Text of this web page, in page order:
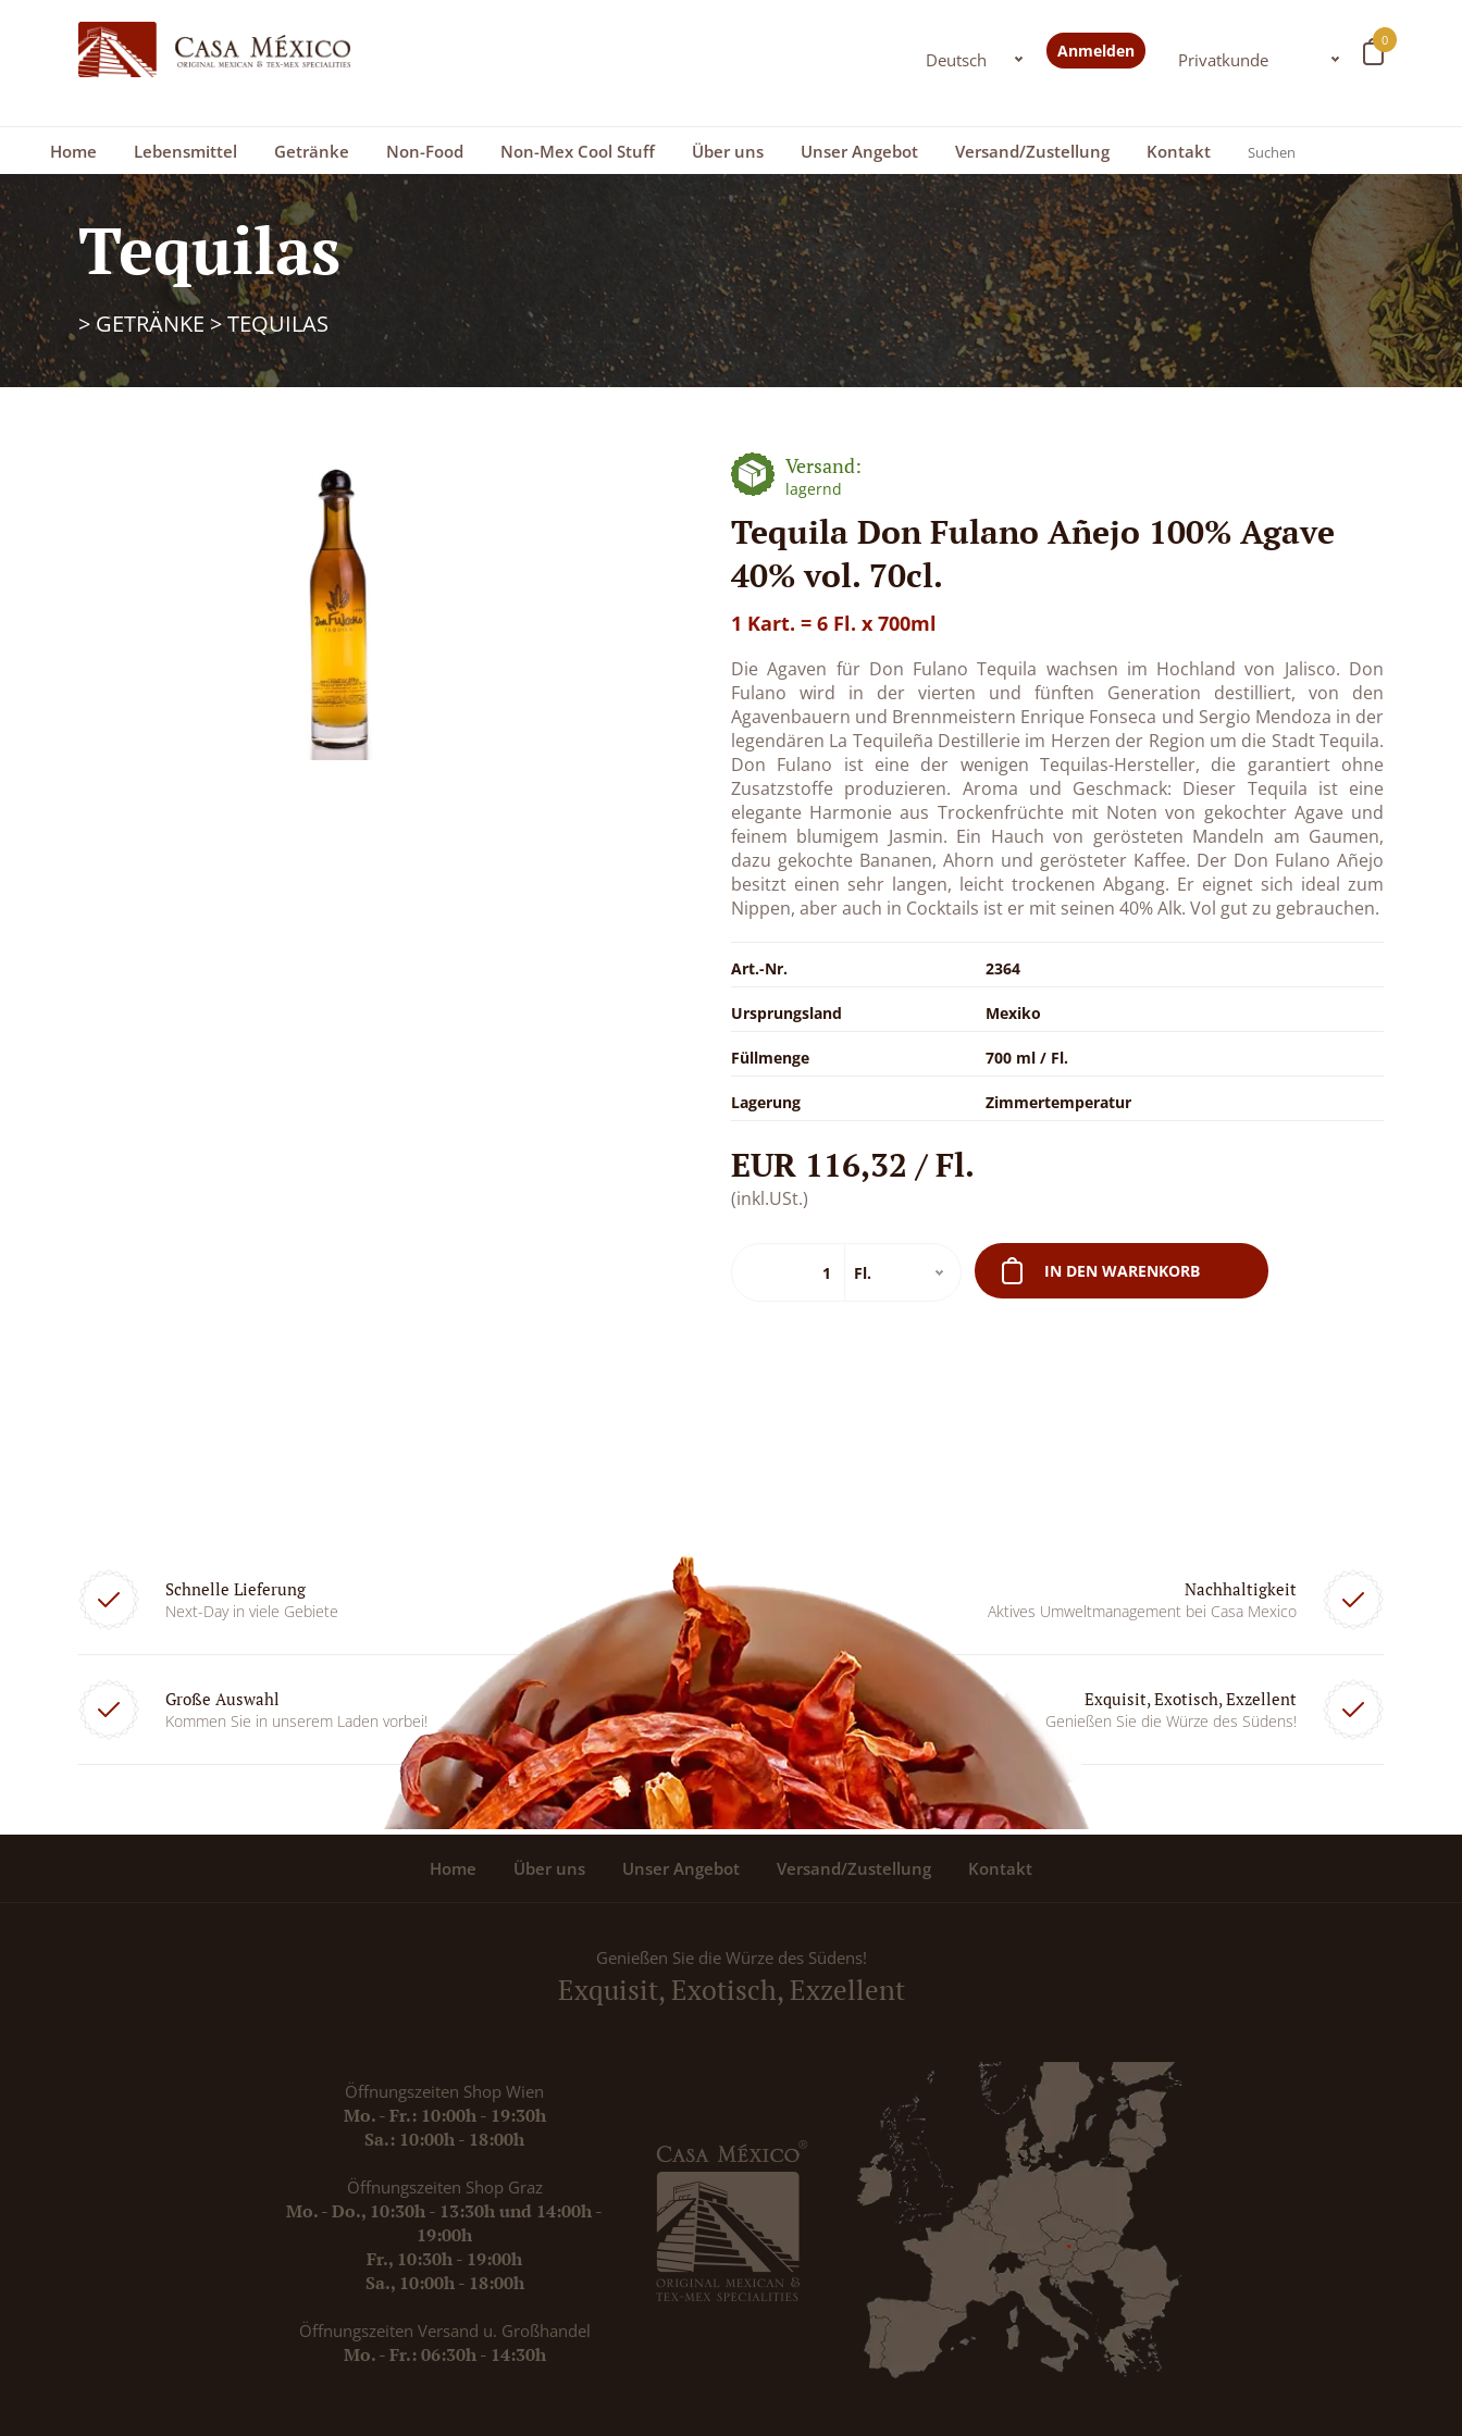
0
Anmelden
Home Lebensmittel Getränke Non-Food Non-Mex Cool Stuff Über uns Unser Angebot Versand/Zustellung Kontakt
Tequilas
>GETRÄNKE >TEQUILAS
Versand:
lagernd
Tequila Don Fulano Añejo 100% Agave
40% vol. 70cl.
1 Kart. = 6 Fl. x 700ml
Die Agaven für Don Fulano Tequila wachsen im Hochland von Jalisco. Don
Fulano wird in der vierten und fünften Generation destilliert, von den
Agavenbauern und Brennmeistern Enrique Fonseca und Sergio Mendoza in der
legendären La Tequileña Destillerie im Herzen der Region um die Stadt Tequila.
Don Fulano ist eine der wenigen Tequilas-Hersteller, die garantiert ohne
Zusatzstoffe produzieren. Aroma und Geschmack: Dieser Tequila ist eine
elegante Harmonie aus Trockenfrüchte mit Noten von gekochter Agave und
feinem blumigem Jasmin. Ein Hauch von gerösteten Mandeln am Gaumen,
dazu gekochte Bananen, Ahorn und gerösteter Kaffee. Der Don Fulano Añejo
besitzt einen sehr langen, leicht trockenen Abgang. Er eignet sich ideal zum
Nippen, aber auch in Cocktails ist er mit seinen 40% Alk. Vol gut zu gebrauchen.
Art.-Nr. 2364
Ursprungsland Mexiko
Füllmenge 700 ml / Fl.
Lagerung Zimmertemperatur
EUR 116,32 / Fl.
(inkl.USt.)
IN DEN WARENKORB
Schnelle Lieferung
Next-Day in viele Gebiete
Nachhaltigkeit
Aktives Umweltmanagement bei Casa Mexico
Große Auswahl
Kommen Sie in unserem Laden vorbei!
Exquisit, Exotisch, Exzellent
Genießen Sie die Würze des Südens!
Home Über uns Unser Angebot Versand/Zustellung Kontakt
Genießen Sie die Würze des Südens!
Exquisit, Exotisch, Exzellent
Öffnungszeiten Shop Wien
Mo. - Fr.: 10:00h - 19:30h
Sa.: 10:00h - 18:00h
Öffnungszeiten Shop Graz
Mo. - Do., 10:30h - 13:30h und 14:00h -
19:00h
Fr., 10:30h - 19:00h
Sa., 10:00h - 18:00h
Öffnungszeiten Versand u. Großhandel
Mo. - Fr.: 06:30h - 14:30h